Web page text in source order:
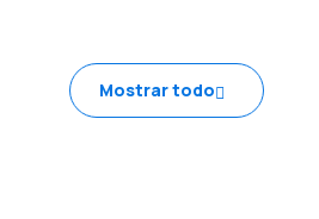
Mostrar todo